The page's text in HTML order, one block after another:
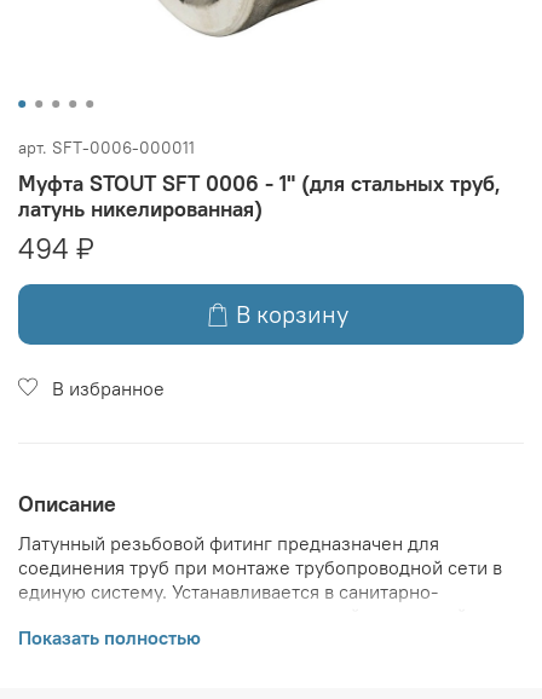
арт. SFT-0006-000011
Муфта STOUT SFT 0006 - 1" (для стальных труб,
латунь никелированная)
494 ₽
В корзину
В избранное
Описание
Латунный резьбовой фитинг предназначен для
соединения труб при монтаже трубопроводной сети в
единую систему. Устанавливается в санитарно-
отопительных системах зданий там, где есть
Показать полностью